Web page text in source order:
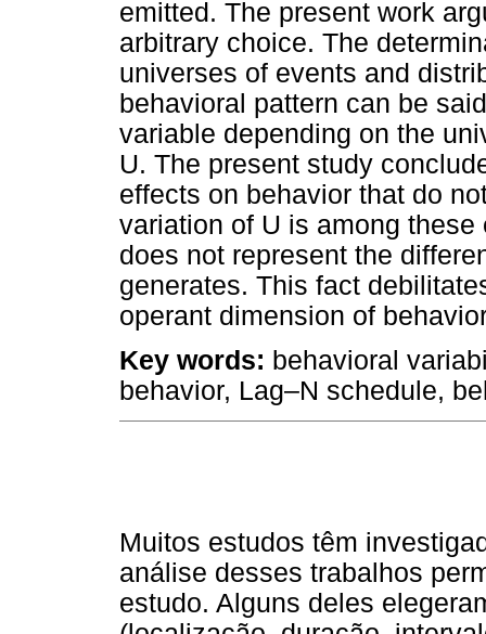
emitted. The present work
arbitrary choice. The
universes of events and
behavioral pattern can be
variable depending on the
U. The present study
effects on behavior that do
variation of U is among
does not represent the
generates. This fact
operant dimension of
Key words: behavioral
behavior, Lag–N schedule,
Muitos estudos têm
análise desses trabalhos
estudo. Alguns deles